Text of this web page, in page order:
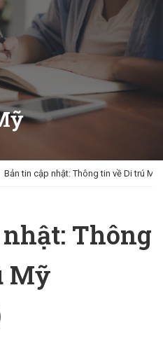
Bản tin cập nhật: Thông tin về Di trú
Thông
Mỹ